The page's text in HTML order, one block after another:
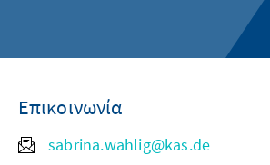
Επικοινωνία
sabrina.wahlig@kas.de